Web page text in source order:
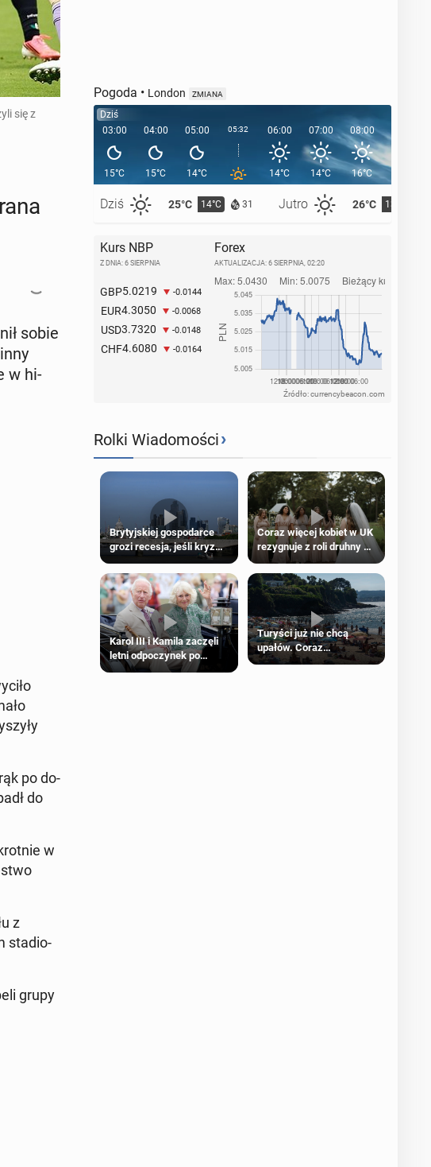
się z
sobie
w hi­
po do­
do
w
z
sta­dio­
grupy
Pogoda • London ZMIANA
Dziś
03:00
15°C
Dziś 25°C 14°C 31 Jutro 26°C 13°C
04:00
15°C
05:00
14°C
05:32 06:00
14°C
07:00
14°C
08:00
16°C
09:00
Kurs NBP
Z DNIA: 6 SIERPNIA
GBP5.0219 -0.0144
EUR4.3050 -0.0068
USD3.7320 -0.0148
CHF4.6080 -0.0164
Forex
AKTUALIZACJA: 6 SIERPNIA, 02:20
Źródło: currencybeacon.com
Rolki Wiadomości›
Brytyjskiej gospodarce
grozi recesja, jeśli kryzys
na Bliskim Wschodzie się
przedłuży
Coraz więcej kobiet w UK
rezygnuje z roli druhny na
ślubie
Karol III i Kamila zaczęli
letni odpoczynek po
Igrzyskach Wspólnoty w
Turyści już nie chcą
upałów. Coraz
popularniejsze